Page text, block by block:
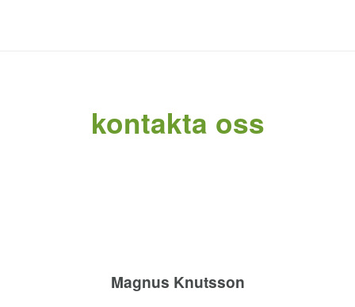
kontakta oss
Magnus Knutsson